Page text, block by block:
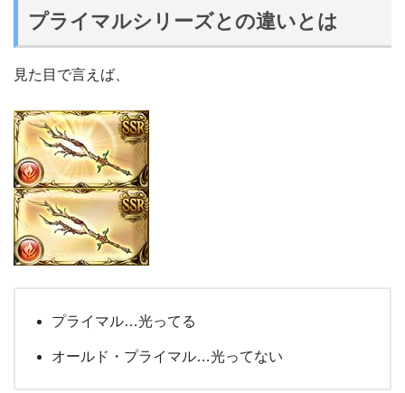
プライマルシリーズとの違いとは
見た目で言えば、
プライマル…光ってる
オールド・プライマル…光ってない